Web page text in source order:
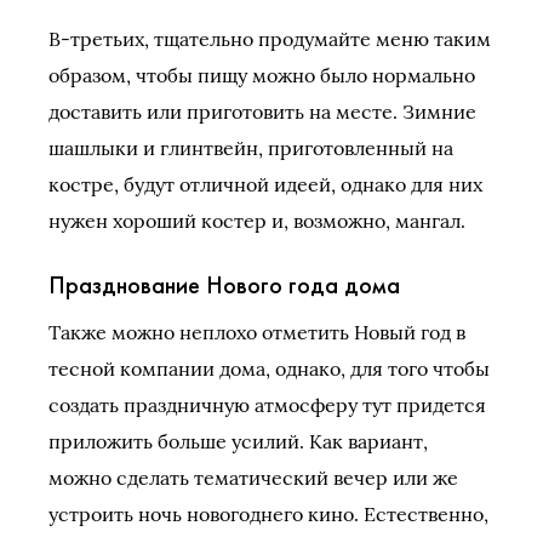
В-третьих, тщательно продумайте меню таким
образом, чтобы пищу можно было нормально
доставить или приготовить на месте. Зимние
шашлыки и глинтвейн, приготовленный на
костре, будут отличной идеей, однако для них
нужен хороший костер и, возможно, мангал.
Празднование Нового года дома
Также можно неплохо отметить Новый год в
тесной компании дома, однако, для того чтобы
создать праздничную атмосферу тут придется
приложить больше усилий. Как вариант,
можно сделать тематический вечер или же
устроить ночь новогоднего кино. Естественно,